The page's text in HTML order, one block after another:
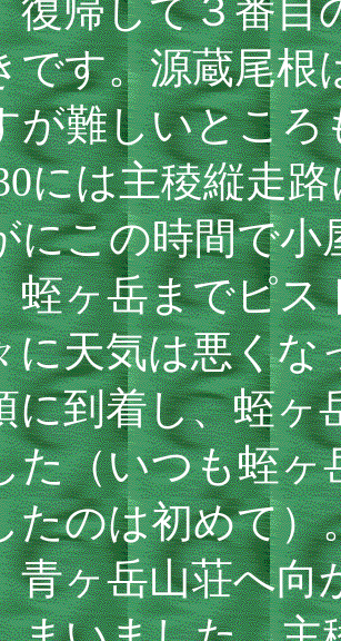
復帰して３番目
です。源蔵尾根
が難しいとこ
には主稜縦走
にこの時間で小
蛭ヶ岳までピ
に天気は悪くな
に到着し、蛭ヶ
た（いつも蛭ヶ
たのは初めて）
青ヶ岳山荘へ向